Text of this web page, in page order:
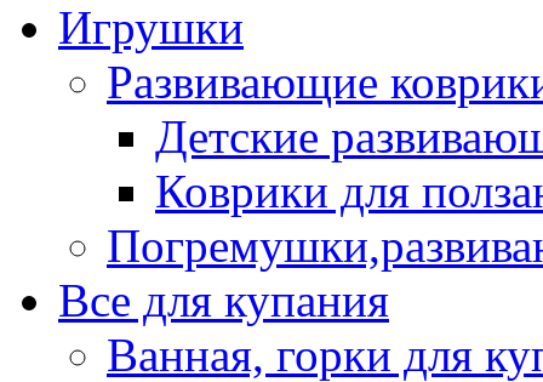
Игрушки
Развивающие
Детские
Коврики для
Все для купания
Ванная, горки для